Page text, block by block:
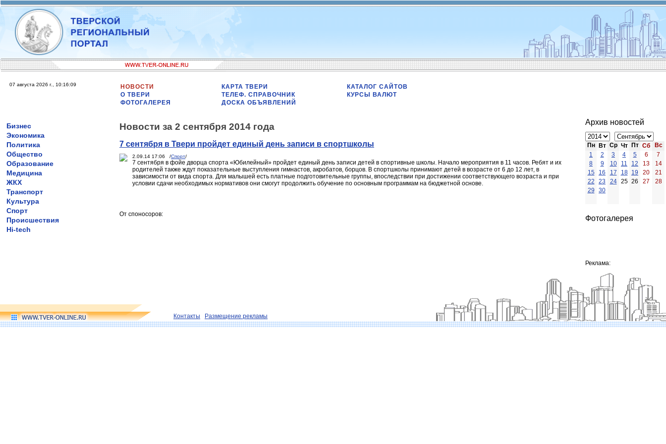
07 августа 2026 г., 10:16:09
НОВОСТИ
О ТВЕРИ
ФОТОГАЛЕРЕЯ
КАРТА ТВЕРИ
ТЕЛЕФ. СПРАВОЧНИК
ДОСКА ОБЪЯВЛЕНИЙ
КАТАЛОГ САЙТОВ
КУРСЫ ВАЛЮТ
Бизнес
Экономика
Политика
Общество
Образование
Медицина
ЖКХ
Транспорт
Культура
Спорт
Происшествия
Hi-tech
Новости за 2 сентября 2014 года
7 сентября в Твери пройдет единый день записи в спортшколы
2.09.14 17:06 /Спорт/
7 сентября в фойе дворца спорта «Юбилейный» пройдет единый день записи детей в спортивные школы. Начало мероприятия в 11 часов. Ребят и их
родителей также ждут показательные выступления гимнастов, акробатов, борцов. В спортшколы принимают детей в возрасте от 6 до 12 лет, в
зависимости от вида спорта. Для малышей есть платные подготовительные группы, впоследствии при достижении соответствующего возраста и при
условии сдачи необходимых нормативов они смогут продолжить обучение по основным программам на бюджетной основе.
От споносоров:
Архив новостей
Пн Вт Ср Чт Пт Сб
Вс
1
2 3 4 5 6
7
8
9 10 11 12 13
14
15
16 17 18 19 20
21
22
23 24 25 26 27
28
29
30
Фотогалерея
Реклама:
Контакты Размещение рекламы